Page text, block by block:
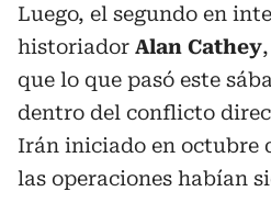
Luego, el segundo en
historiador Alan Cathey
que lo que pasó este
dentro del conflicto
Irán iniciado en octubre
las operaciones habían